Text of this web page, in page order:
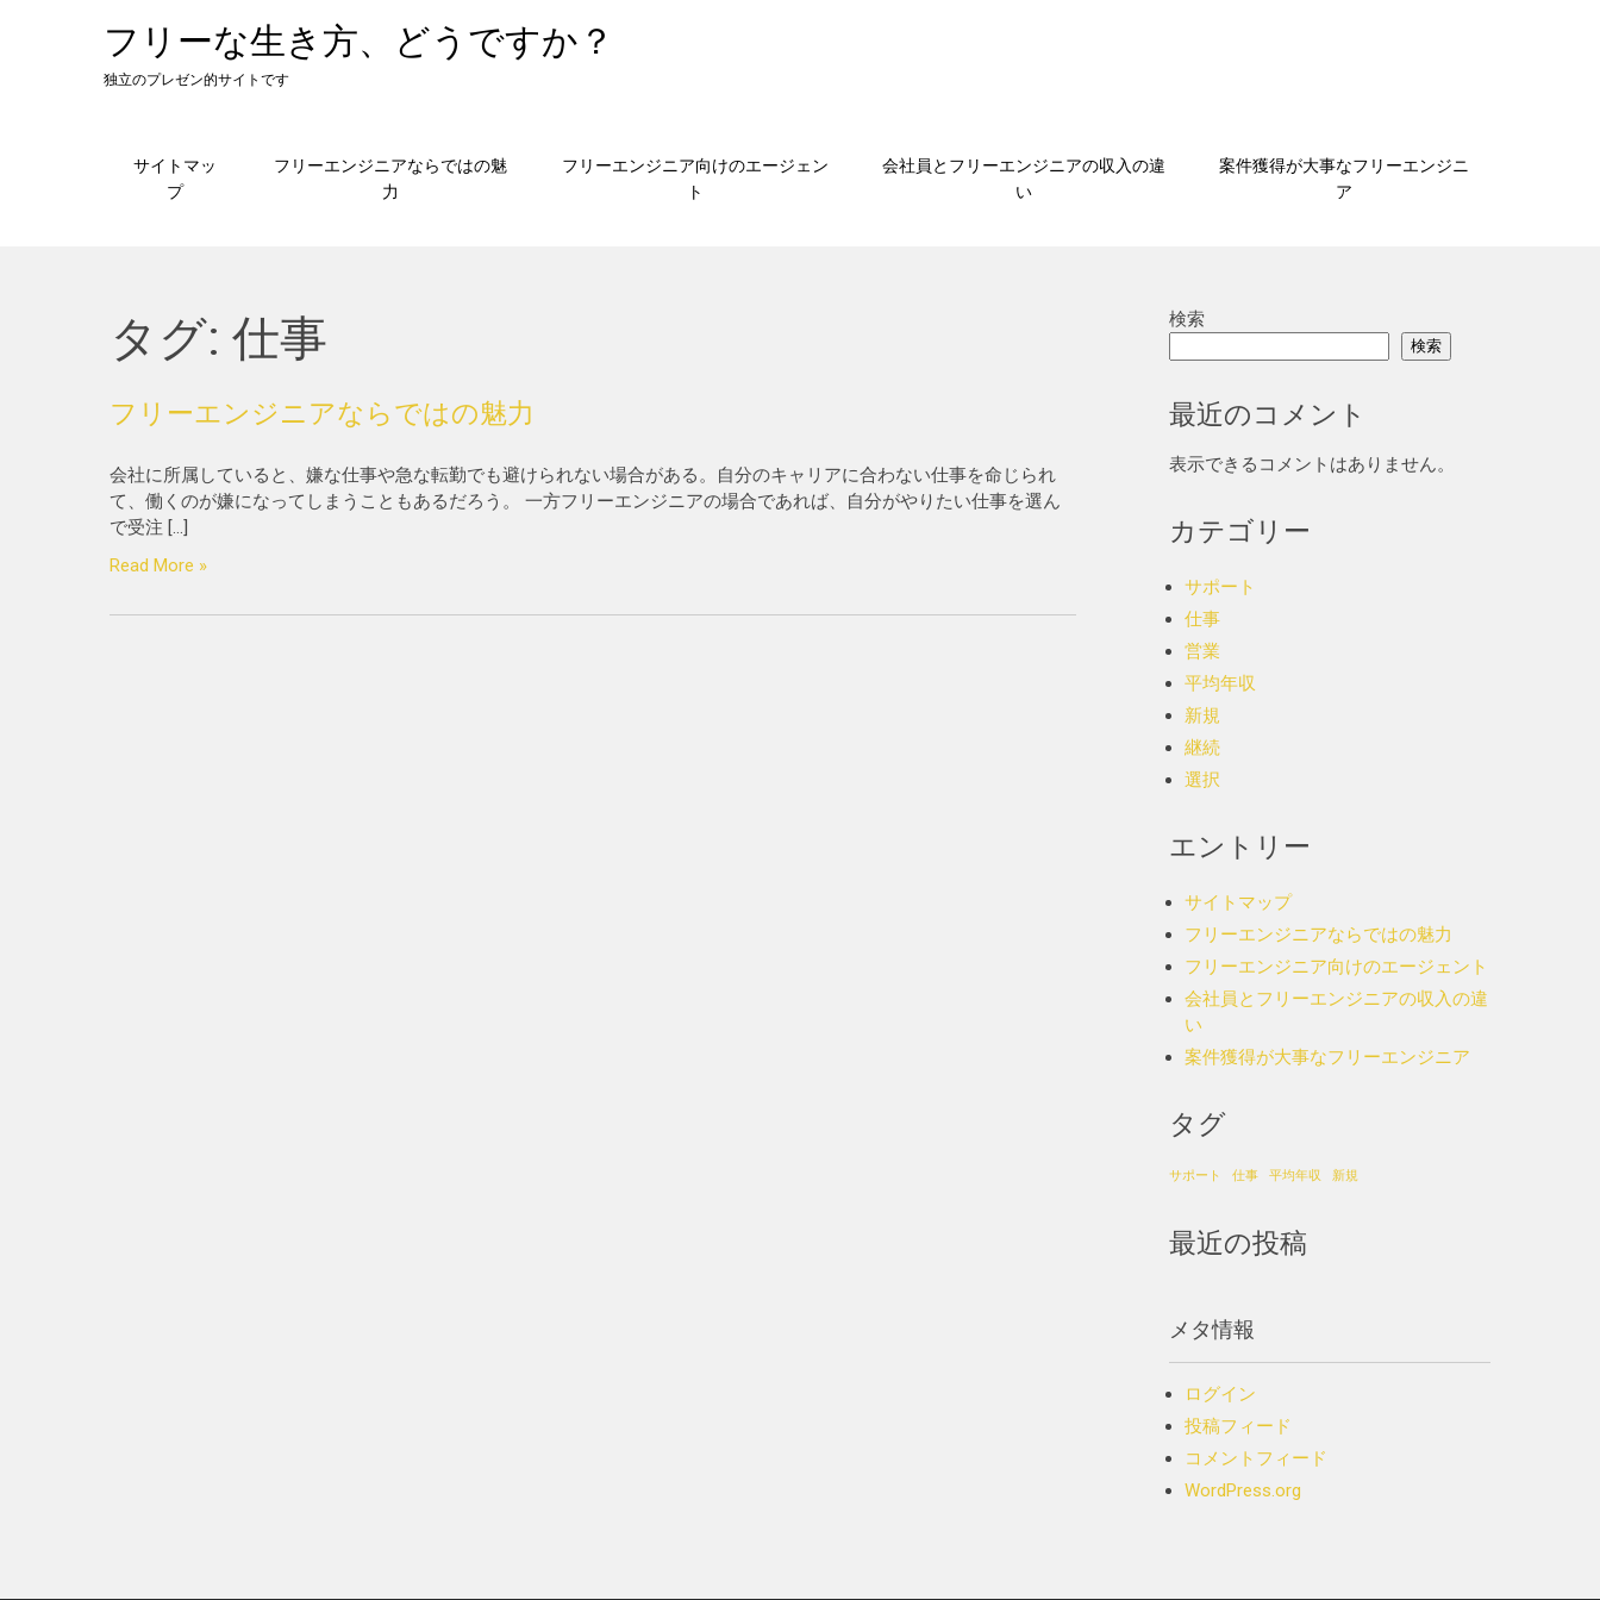
フリーな生き方、どうですか？
独立のプレゼン的サイトです
サイトマッ
プ
フリーエンジニアならではの魅
力
フリーエンジニア向けのエージェン
ト
会社員とフリーエンジニアの収入の違
い
案件獲得が大事なフリーエンジニ
ア
タグ: 仕事
フリーエンジニアならではの魅力
会社に所属していると、嫌な仕事や急な転勤でも避けられない場合がある。自分のキャリアに合わない仕事を命じられ
て、働くのが嫌になってしまうこともあるだろう。 一方フリーエンジニアの場合であれば、自分がやりたい仕事を選ん
で受注 […]
Read More »
検索
検索
最近のコメント
表示できるコメントはありません。
カテゴリー
サポート
仕事
営業
平均年収
新規
継続
選択
エントリー
サイトマップ
フリーエンジニアならではの魅力
フリーエンジニア向けのエージェント
会社員とフリーエンジニアの収入の違
い
案件獲得が大事なフリーエンジニア
タグ
サポート 仕事 平均年収 新規
最近の投稿
メタ情報
ログイン
投稿フィード
コメントフィード
WordPress.org